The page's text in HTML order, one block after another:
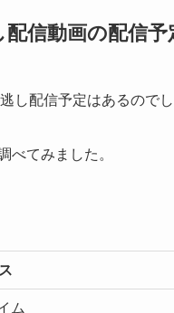
信動画の配信予
し配信予定はあるので
べてみました。
ム